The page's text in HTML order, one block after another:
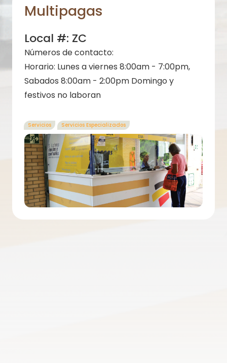
Multipagas
Local #: ZC
Números de contacto:
Horario: Lunes a viernes 8:00am - 7:00pm,
Sabados 8:00am - 2:00pm Domingo y
festivos no laboran
Servicios Servicios Especializados